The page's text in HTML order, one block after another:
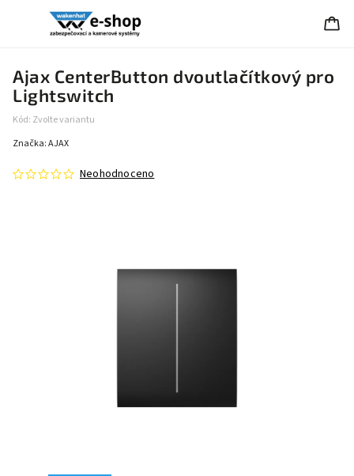
Ajax CenterButton dvoutlačítkový pro
Lightswitch
Kód: Zvolte variantu
Neohodnoceno
Značka:AJAX